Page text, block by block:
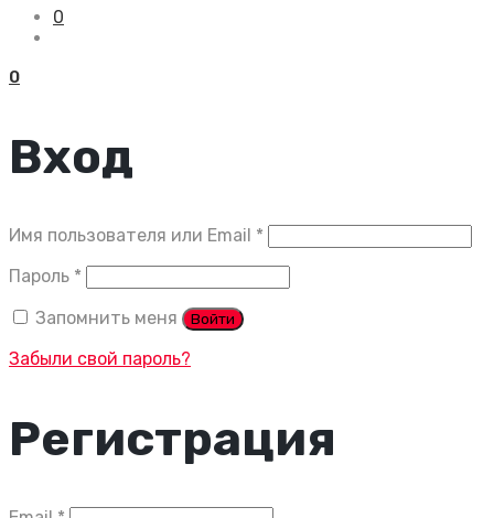
0
0
Вход
Имя пользователя или Email *
Пароль *
Запомнить меня Войти
Забыли свой пароль?
Регистрация